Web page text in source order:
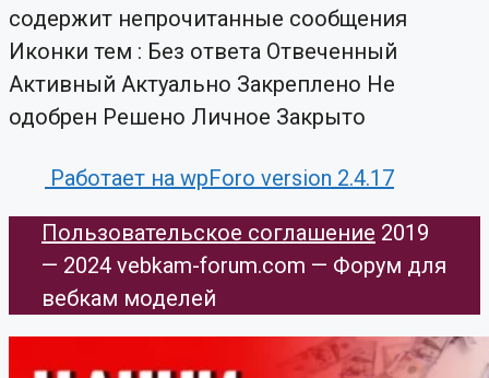
содержит непрочитанные сообщения
Иконки тем : Без ответа Отвеченный
Активный Актуально Закреплено Не
одобрен Решено Личное Закрыто
Работает на wpForo version 2.4.17
Пользовательское соглашение ​ 2019
— 2024 vebkam-forum.com — Форум для
вебкам моделей